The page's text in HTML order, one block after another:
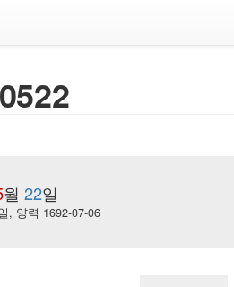
월 22일
, 양력 1692-07-06